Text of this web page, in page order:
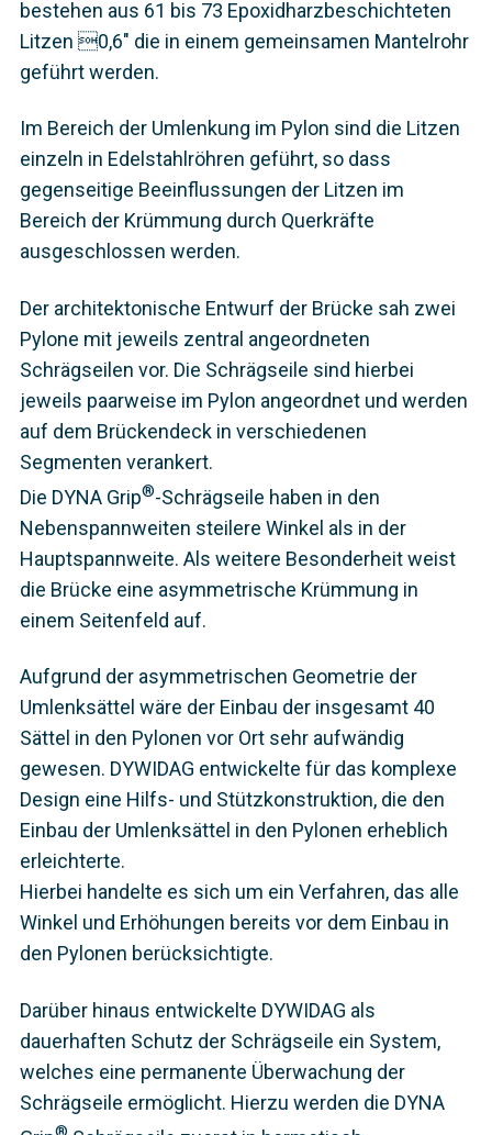
bestehen aus 61 bis 73 Epoxidharzbeschichteten
Litzen 0,6" die in einem gemeinsamen Mantelrohr
geführt werden.
Im Bereich der Umlenkung im Pylon sind die Litzen
einzeln in Edelstahlröhren geführt, so dass
gegenseitige Beeinflussungen der Litzen im
Bereich der Krümmung durch Querkräfte
ausgeschlossen werden.
Der architektonische Entwurf der Brücke sah zwei
Pylone mit jeweils zentral angeordneten
Schrägseilen vor. Die Schrägseile sind hierbei
jeweils paarweise im Pylon angeordnet und werden
auf dem Brückendeck in verschiedenen
Segmenten verankert.
Die DYNA Grip®-Schrägseile haben in den
Nebenspannweiten steilere Winkel als in der
Hauptspannweite. Als weitere Besonderheit weist
die Brücke eine asymmetrische Krümmung in
einem Seitenfeld auf.
Aufgrund der asymmetrischen Geometrie der
Umlenksättel wäre der Einbau der insgesamt 40
Sättel in den Pylonen vor Ort sehr aufwändig
gewesen. DYWIDAG entwickelte für das komplexe
Design eine Hilfs- und Stützkonstruktion, die den
Einbau der Umlenksättel in den Pylonen erheblich
erleichterte.
Hierbei handelte es sich um ein Verfahren, das alle
Winkel und Erhöhungen bereits vor dem Einbau in
den Pylonen berücksichtigte.
Darüber hinaus entwickelte DYWIDAG als
dauerhaften Schutz der Schrägseile ein System,
welches eine permanente Überwachung der
Schrägseile ermöglicht. Hierzu werden die DYNA